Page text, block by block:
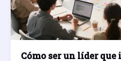
Cómo ser un líder